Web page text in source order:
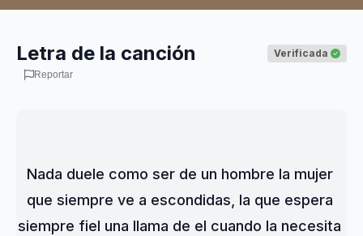
Letra de la canción Verificada
Reportar
Nada duele como ser de un hombre la mujer
que siempre ve a escondidas, la que espera
siempre fiel una llama de el cuando la necesita